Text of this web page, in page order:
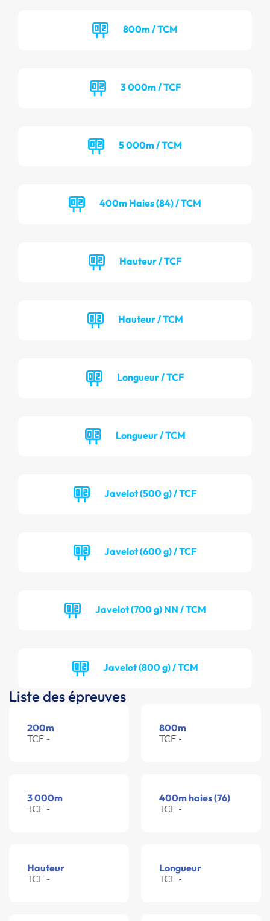
800m / TCM
3 000m / TCF
5 000m / TCM
400m Haies (84) / TCM
Hauteur / TCF
Hauteur / TCM
Longueur / TCF
Longueur / TCM
Javelot (500 g) / TCF
Javelot (600 g) / TCF
Javelot (700 g) NN / TCM
Javelot (800 g) / TCM
Liste des épreuves
200m
TCF -
800m
TCF -
3 000m
TCF -
400m haies (76)
TCF -
Hauteur
TCF -
Longueur
TCF -